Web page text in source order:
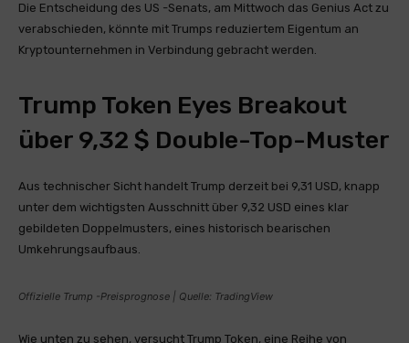
Die Entscheidung des US -Senats, am Mittwoch das Genius Act zu
verabschieden, könnte mit Trumps reduziertem Eigentum an
Kryptounternehmen in Verbindung gebracht werden.
Trump Token Eyes Breakout
über 9,32 $ Double-Top-Muster
Aus technischer Sicht handelt Trump derzeit bei 9,31 USD, knapp
unter dem wichtigsten Ausschnitt über 9,32 USD eines klar
gebildeten Doppelmusters, eines historisch bearischen
Umkehrungsaufbaus.
Offizielle Trump -Preisprognose | Quelle: TradingView
Wie unten zu sehen, versucht Trump Token, eine Reihe von